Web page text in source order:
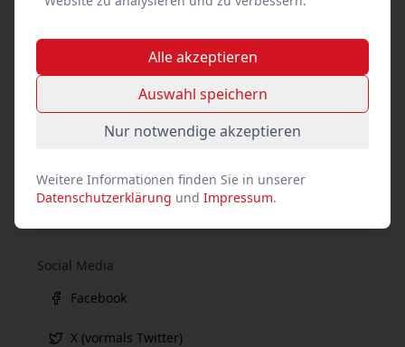
Tickets kaufen
Event teilen
Social Media
Facebook
X (vormals Twitter)
Alle akzeptieren
Auswahl speichern
Nur notwendige akzeptieren
Weitere Informationen finden Sie in unserer
Datenschutzerklärung und Impressum.